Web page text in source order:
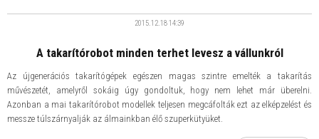
​A takarítórobot minden terhet levesz a vállunkról
2015.12.1814:39
Az újgenerációs takarítógépek egészen magas szintre emelték a takarítás
művészetét, amelyről sokáig úgy gondoltuk, hogy nem lehet már überelni.
Azonban a mai takarítórobot modellek teljesen megcáfolták ezt az elképzelést és
messze túlszárnyalják az álmainkban élő szuperkütyüket.